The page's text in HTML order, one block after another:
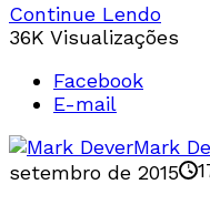
coisas
Continue Lendo
36K Visualizações
Facebook
E-mail
Mark
setembro de 2015